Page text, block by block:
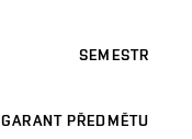
SEMESTR
GARANT PŘEDMĚTU